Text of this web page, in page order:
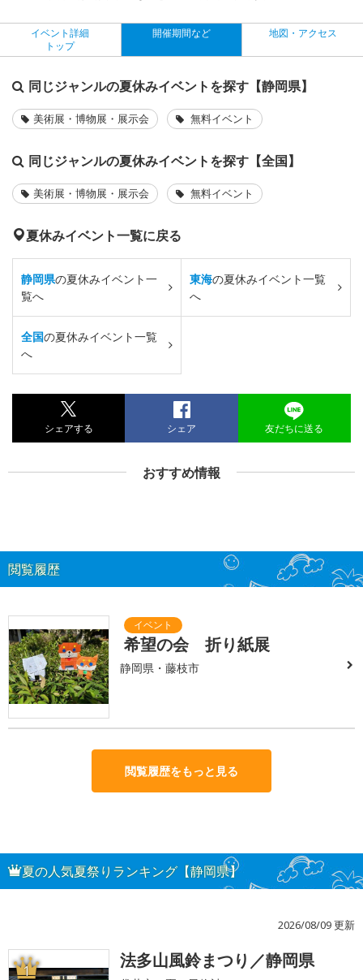
イベント詳細
トップ
開催期間など 地図・アクセス
同じジャンルの夏休みイベントを探す【静岡県】
美術展・博物展・展示会 無料イベント
同じジャンルの夏休みイベントを探す【全国】
美術展・博物展・展示会 無料イベント
夏休みイベント一覧に戻る
静岡県の夏休みイベント一
覧へ
東海の夏休みイベント一覧
へ
全国の夏休みイベント一覧
へ
シェアする シェア 友だちに送る
おすすめ情報
閲覧履歴
希望の会 折り紙展
静岡県・藤枝市
閲覧履歴をもっと見る
夏の人気夏祭りランキング【静岡県】
2026/08/09 更新
1 法多山風鈴まつり／静岡県